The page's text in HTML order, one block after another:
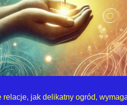
relacje, jak delikatny ogród,